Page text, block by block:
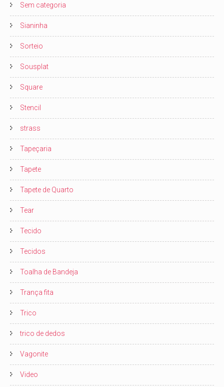
Sem categoria
Sianinha
Sorteio
Sousplat
Square
Stencil
strass
Tapeçaria
Tapete
Tapete de Quarto
Tear
Tecido
Tecidos
Toalha de Bandeja
Trança fita
Trico
trico de dedos
Vagonite
Video